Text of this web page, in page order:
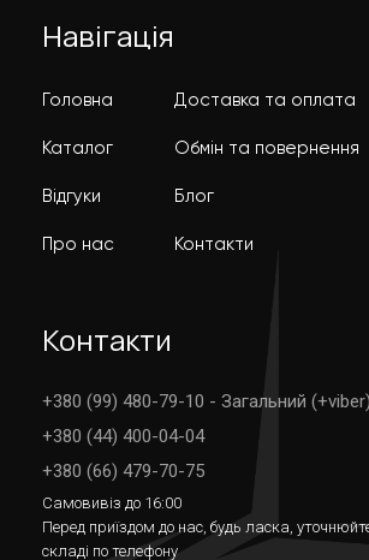
Навігація
Головна
Каталог
Відгуки
Про нас
Доставка та оплата
Обмін та повернення
Блог
Контакти
Контакти
+380 (99) 480-79-10 - Загальний (+viber)
+380 (44) 400-04-04
+380 (66) 479-70-75
Самовивіз до 16:00
Перед приїздом до нас, будь ласка,
складі по телефону